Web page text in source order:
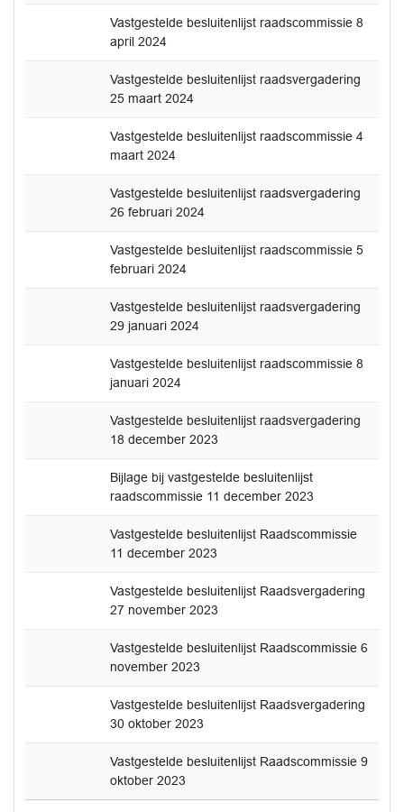
Vastgestelde besluitenlijst raadscommissie 8
april 2024
Vastgestelde besluitenlijst raadsvergadering
25 maart 2024
Vastgestelde besluitenlijst raadscommissie 4
maart 2024
Vastgestelde besluitenlijst raadsvergadering
26 februari 2024
Vastgestelde besluitenlijst raadscommissie 5
februari 2024
Vastgestelde besluitenlijst raadsvergadering
29 januari 2024
Vastgestelde besluitenlijst raadscommissie 8
januari 2024
Vastgestelde besluitenlijst raadsvergadering
18 december 2023
Bijlage bij vastgestelde besluitenlijst
raadscommissie 11 december 2023
Vastgestelde besluitenlijst Raadscommissie
11 december 2023
Vastgestelde besluitenlijst Raadsvergadering
27 november 2023
Vastgestelde besluitenlijst Raadscommissie 6
november 2023
Vastgestelde besluitenlijst Raadsvergadering
30 oktober 2023
Vastgestelde besluitenlijst Raadscommissie 9
oktober 2023